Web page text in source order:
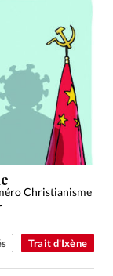
Trait d'Ixène
Christianisme